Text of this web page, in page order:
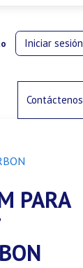
Iniciar sesión
Contáctenos
PARA